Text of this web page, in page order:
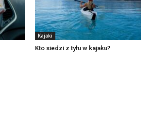
Kajaki
Kto siedzi z tyłu w kajaku?